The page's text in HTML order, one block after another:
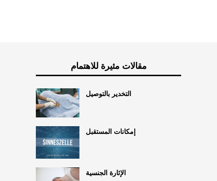
مقالات مثيرة للاهتمام
التخدير بالتوصيل
إمكانات المستقبل
الإثارة الجنسية